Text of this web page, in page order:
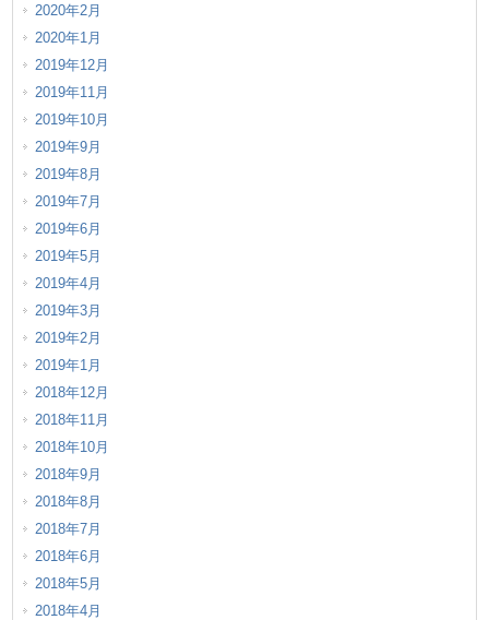
2020年2月
2020年1月
2019年12月
2019年11月
2019年10月
2019年9月
2019年8月
2019年7月
2019年6月
2019年5月
2019年4月
2019年3月
2019年2月
2019年1月
2018年12月
2018年11月
2018年10月
2018年9月
2018年8月
2018年7月
2018年6月
2018年5月
2018年4月